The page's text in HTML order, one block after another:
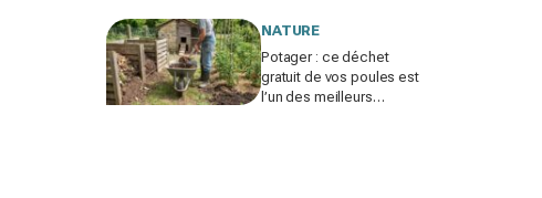
ruiner, à condition
NATURE
Potager : ce déchet
gratuit de vos poules est
l’un des meilleurs